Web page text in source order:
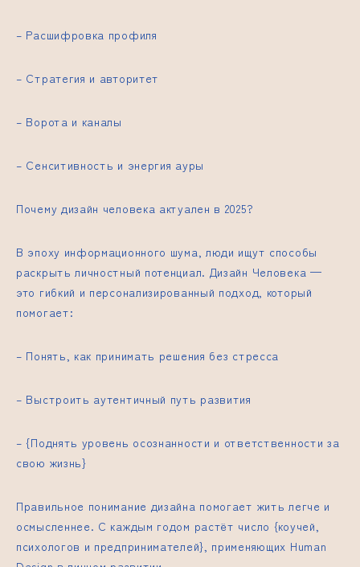
– Расшифровка профиля
– Стратегия и авторитет
– Ворота и каналы
– Сенситивность и энергия ауры
Почему дизайн человека актуален в 2025?
В эпоху информационного шума, люди ищут способы
раскрыть личностный потенциал. Дизайн Человека —
это гибкий и персонализированный подход, который
помогает:
– Понять, как принимать решения без стресса
– Выстроить аутентичный путь развития
– {Поднять уровень осознанности и ответственности за
свою жизнь}
Правильное понимание дизайна помогает жить легче и
осмысленнее. С каждым годом растёт число {коучей,
психологов и предпринимателей}, применяющих Human